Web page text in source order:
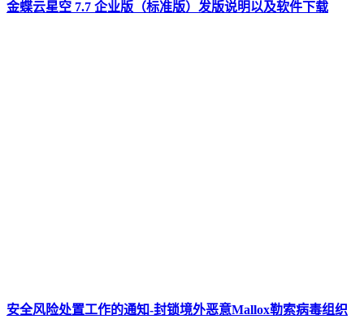
金蝶云星空 7.7 企业版（标准版）发版说明以及软件下载
安全风险处置工作的通知-封锁境外恶意Mallox勒索病毒组织